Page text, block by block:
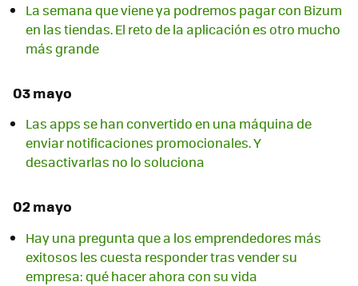
La semana que viene ya podremos pagar con Bizum
en las tiendas. El reto de la aplicación es otro mucho
más grande
03 mayo
Las apps se han convertido en una máquina de
enviar notificaciones promocionales. Y
desactivarlas no lo soluciona
02 mayo
Hay una pregunta que a los emprendedores más
exitosos les cuesta responder tras vender su
empresa: qué hacer ahora con su vida